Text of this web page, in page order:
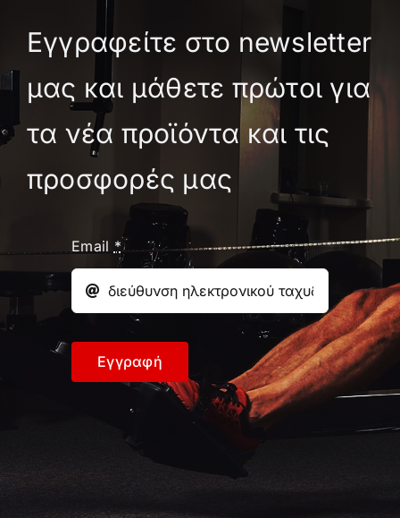
Εγγραφείτε στο newsletter
μας και μάθετε πρώτοι για
τα νέα προϊόντα και τις
προσφορές μας
Email *
Εγγραφή